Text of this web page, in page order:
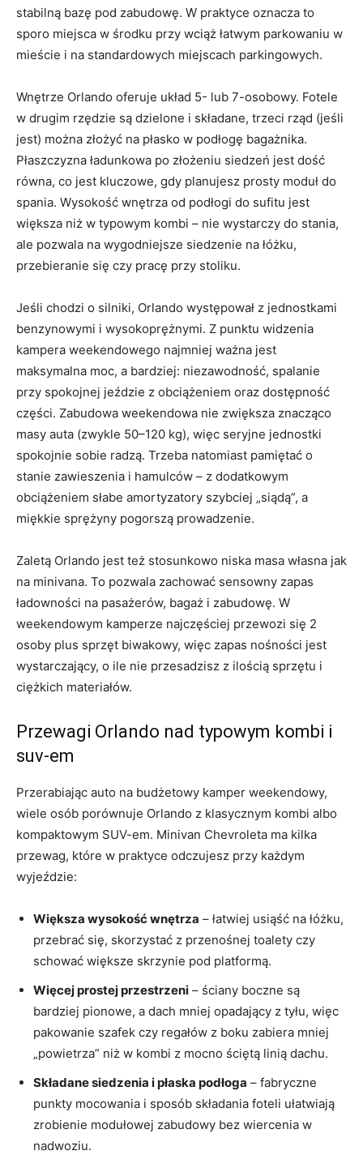
stabilną bazę pod zabudowę. W praktyce oznacza to
sporo miejsca w środku przy wciąż łatwym parkowaniu w
mieście i na standardowych miejscach parkingowych.
Wnętrze Orlando oferuje układ 5- lub 7-osobowy. Fotele
w drugim rzędzie są dzielone i składane, trzeci rząd (jeśli
jest) można złożyć na płasko w podłogę bagażnika.
Płaszczyzna ładunkowa po złożeniu siedzeń jest dość
równa, co jest kluczowe, gdy planujesz prosty moduł do
spania. Wysokość wnętrza od podłogi do sufitu jest
większa niż w typowym kombi – nie wystarczy do stania,
ale pozwala na wygodniejsze siedzenie na łóżku,
przebieranie się czy pracę przy stoliku.
Jeśli chodzi o silniki, Orlando występował z jednostkami
benzynowymi i wysokoprężnymi. Z punktu widzenia
kampera weekendowego najmniej ważna jest
maksymalna moc, a bardziej: niezawodność, spalanie
przy spokojnej jeździe z obciążeniem oraz dostępność
części. Zabudowa weekendowa nie zwiększa znacząco
masy auta (zwykle 50–120 kg), więc seryjne jednostki
spokojnie sobie radzą. Trzeba natomiast pamiętać o
stanie zawieszenia i hamulców – z dodatkowym
obciążeniem słabe amortyzatory szybciej „siądą”, a
miękkie sprężyny pogorszą prowadzenie.
Zaletą Orlando jest też stosunkowo niska masa własna jak
na minivana. To pozwala zachować sensowny zapas
ładowności na pasażerów, bagaż i zabudowę. W
weekendowym kamperze najczęściej przewozi się 2
osoby plus sprzęt biwakowy, więc zapas nośności jest
wystarczający, o ile nie przesadzisz z ilością sprzętu i
ciężkich materiałów.
Przewagi Orlando nad typowym kombi i
suv-em
Przerabiając auto na budżetowy kamper weekendowy,
wiele osób porównuje Orlando z klasycznym kombi albo
kompaktowym SUV-em. Minivan Chevroleta ma kilka
przewag, które w praktyce odczujesz przy każdym
wyjeździe:
Większa wysokość wnętrza – łatwiej usiąść na łóżku,
przebrać się, skorzystać z przenośnej toalety czy
schować większe skrzynie pod platformą.
Więcej prostej przestrzeni – ściany boczne są
bardziej pionowe, a dach mniej opadający z tyłu, więc
pakowanie szafek czy regałów z boku zabiera mniej
„powietrza” niż w kombi z mocno ściętą linią dachu.
Składane siedzenia i płaska podłoga – fabryczne
punkty mocowania i sposób składania foteli ułatwiają
zrobienie modułowej zabudowy bez wiercenia w
nadwoziu.